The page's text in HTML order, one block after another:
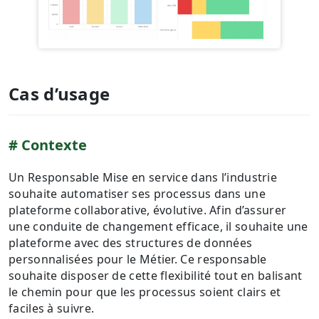
Cas d’usage
C ontexte
Un Responsable Mise en service dans l’industrie
souhaite automatiser ses processus dans une
plateforme collaborative, évolutive. Afin d’assurer
une conduite de changement efficace, il souhaite une
plateforme avec des structures de données
personnalisées pour le Métier. Ce responsable
souhaite disposer de cette flexibilité tout en balisant
le chemin pour que les processus soient clairs et
faciles à suivre.